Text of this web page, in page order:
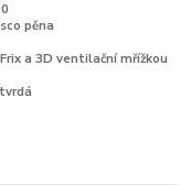
pěna
a 3D ventilační mřížkou